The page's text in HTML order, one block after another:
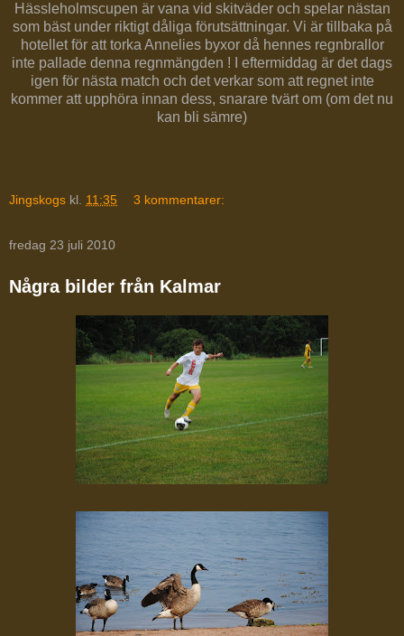
Hässleholmscupen är vana vid skitväder och spelar nästan
som bäst under riktigt dåliga förutsättningar. Vi är tillbaka på
hotellet för att torka Annelies byxor då hennes regnbrallor
inte pallade denna regnmängden ! I eftermiddag är det dags
igen för nästa match och det verkar som att regnet inte
kommer att upphöra innan dess, snarare tvärt om (om det nu
kan bli sämre)
Jingskogs kl. 11:35 3 kommentarer:
fredag 23 juli 2010
Några bilder från Kalmar